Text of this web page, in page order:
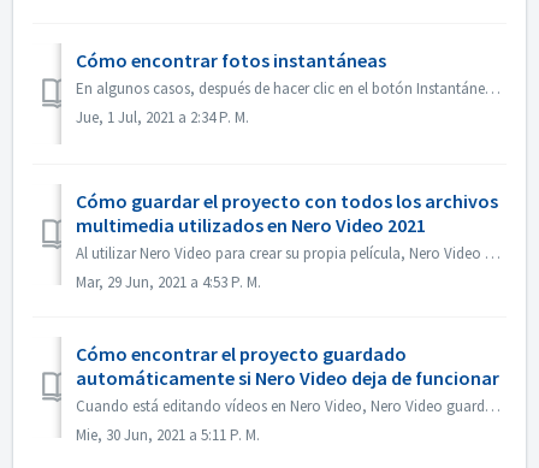
Cómo encontrar fotos instantáneas
En algunos casos, después de hacer clic en el botón Instantánea, la imagen de la instantánea no se muestra en Mis Medios. Puede encontrar la imagen de la si...
Jue, 1 Jul, 2021 a 2:34 P. M.
Cómo guardar el proyecto con todos los archivos
multimedia utilizados en Nero Video 2021
Al utilizar Nero Video para crear su propia película, Nero Video puede importar sus propios archivos multimedia como vídeo, música o imágenes desde diferent...
Mar, 29 Jun, 2021 a 4:53 P. M.
Cómo encontrar el proyecto guardado
automáticamente si Nero Video deja de funcionar
Cuando está editando vídeos en Nero Video, Nero Video guarda automáticamente el proyecto en segundo plano. Si Nero Video deja de funcionar antes de guardar...
Mie, 30 Jun, 2021 a 5:11 P. M.